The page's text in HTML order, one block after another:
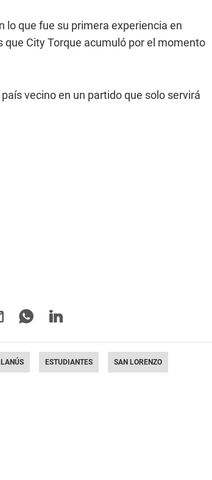
lo que fue su primera experiencia en
City Torque acumuló por el momento
vecino en un partido que solo servirá
LANÚS ESTUDIANTES SAN LORENZO